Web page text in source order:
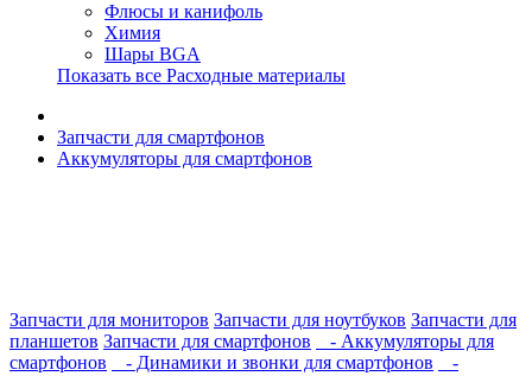
Флюсы и канифоль
Химия
Шары BGA
Показать все Расходные материалы
Запчасти для смартфонов
Аккумуляторы для смартфонов
Запчасти для мониторов Запчасти для ноутбуков Запчасти для
планшетов Запчасти для смартфонов
- Аккумуляторы для
смартфонов
- Динамики и звонки для смартфонов
-